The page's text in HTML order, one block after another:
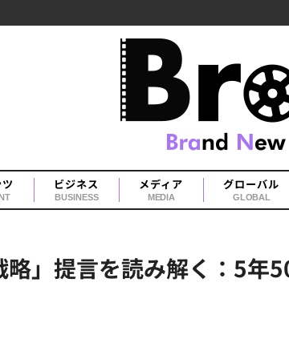
ビジネス
BUSINESS
メディア
MEDIA
グローバル
GLOBAL
略」提言を読み解く：5